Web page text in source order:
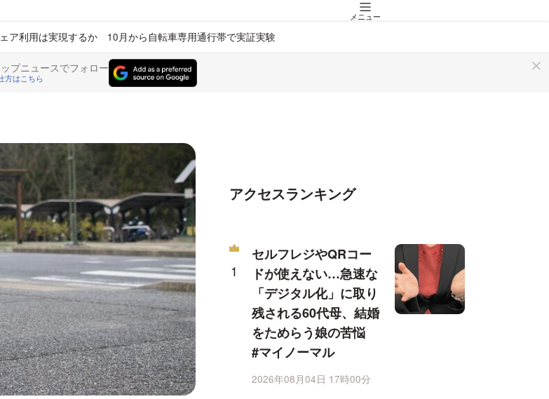
メニュー
ア利用は実現するか 10月から自転車専用通行帯で実証実験
プニュースでフォロー
方はこちら
アクセスランキング
セルフレジやQRコー
ドが使えない…急速な
「デジタル化」に取り
残される60代母、結婚
をためらう娘の苦悩
#マイノーマル
2026年08月04日 17時00分